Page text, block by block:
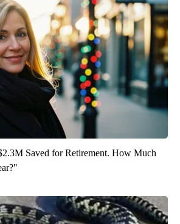
Saved for Retirement. How Much